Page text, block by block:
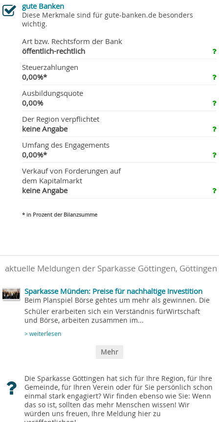
gute Banken
Diese Merkmale sind für gute-banken.de besonders
wichtig.
Art bzw. Rechtsform der Bank
öffentlich-rechtlich
Steuerzahlungen
0,00%*
Ausbildungsquote
0,00%
Der Region verpflichtet
keine Angabe
Umfang des Engagements
0,00%*
Verkauf von Forderungen auf
dem Kapitalmarkt
keine Angabe
* in Prozent der Bilanzsumme
aktuelle Meldungen der Sparkasse Göttingen, Göttingen
Sparkasse Münden: Preise für nachhaltige Investition
Beim Planspiel Börse gehtes um mehr als gewinnen. Die
Schüler erarbeiten sich ein Verständnis fürWirtschaft
und Börse, arbeiten zusammen im...
> weiterlesen
Mehr
Die Sparkasse Göttingen hat sich für Ihre Region, für Ihre
Gemeinde, für Ihren Verein oder für Sie persönlich schon
einmal stark engagiert? Wir finden ebenso wie Sie: Wenn
das so ist, sollten das mehr Menschen wissen! Wir
würden uns freuen, Ihre Meldung hier zu